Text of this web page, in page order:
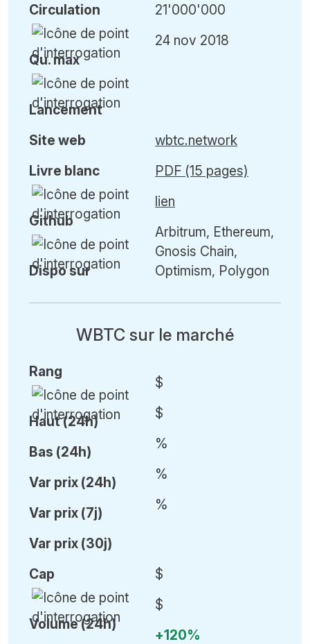
Circulation
Qu.max
Lancement
21'000'000
24 nov 2018
Site web
Livre blanc
Github
Dispo sur
wbtc.network
PDF (15 pages)
lien
Arbitrum, Ethereum,
Gnosis Chain,
Optimism, Polygon
WBTC sur le marché
Rang
Haut (24h)
Bas (24h)
Var prix (24h)
Var prix (7j)
Var prix (30j)
$
$
%
%
%
Cap
Volume (24h)
$
$
+120%